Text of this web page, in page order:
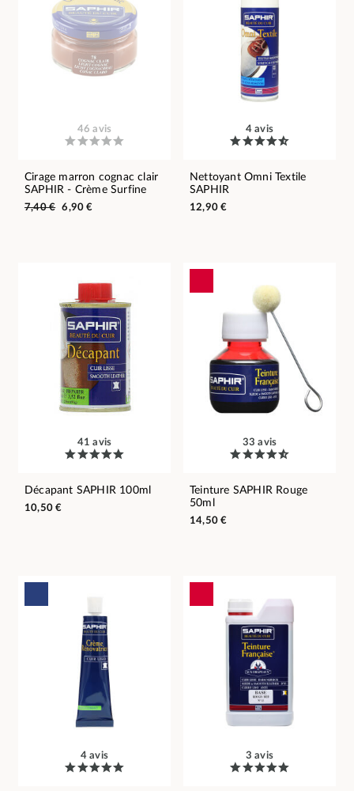
46 avis
Cirage marron cognac clair
SAPHIR - Crème Surfine
7,40 € 6,90 €
4 avis
Nettoyant Omni Textile
SAPHIR
12,90 €
41 avis
Décapant SAPHIR 100ml
10,50 €
33 avis
Teinture SAPHIR Rouge
50ml
14,50 €
4 avis 3 avis